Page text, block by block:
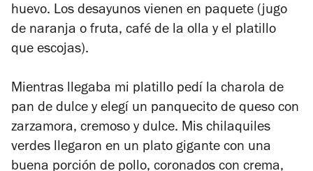
huevo. Los desayunos vienen en paquete (jugo
de naranja o fruta, café de la olla y el platillo
que escojas).
Mientras llegaba mi platillo pedí la charola de
pan de dulce y elegí un panquecito de queso con
zarzamora, cremoso y dulce. Mis chilaquiles
verdes llegaron en un plato gigante con una
buena porción de pollo, coronados con crema,